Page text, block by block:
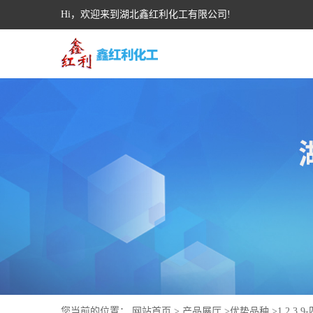
Hi，欢迎来到湖北鑫红利化工有限公司!